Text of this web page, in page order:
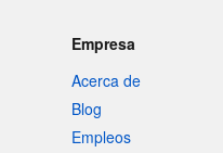
Empresa
Acerca de
Blog
Empleos